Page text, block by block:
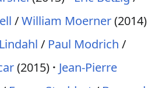
/William Moerner(2014)
/ Paul Modrich /
(2015)
Jean-Pierre